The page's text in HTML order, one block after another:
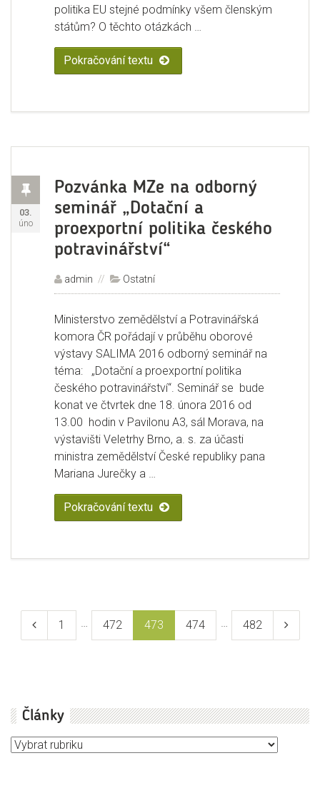
politika EU stejné podmínky všem členským
státům? O těchto otázkách …
Pokračování textu „Konkurenceschopnost
Pozvánka MZe na odborný
seminář „Dotační a
proexportní politika českého
potravinářství“
Příspěvek
Publikováno:
03.
úno
Autor:
admin Rubriky:
Ostatní
Ministerstvo zemědělství a Potravinářská
komora ČR pořádají v průběhu oborové
výstavy SALIMA 2016 odborný seminář na
téma: „Dotační a proexportní politika
českého potravinářství“. Seminář se bude
konat ve čtvrtek dne 18. února 2016 od
13.00 hodin v Pavilonu A3, sál Morava, na
výstavišti Veletrhy Brno, a. s. za účasti
ministra zemědělství České republiky pana
Mariana Jurečky a …
Pokračování textu „Pozvánka MZe na odborný
Navigace
proPředchozí
Stránka
1 … Stránka
472 Stránka
473 Stránka
474 … Stránka
482
Články
Články